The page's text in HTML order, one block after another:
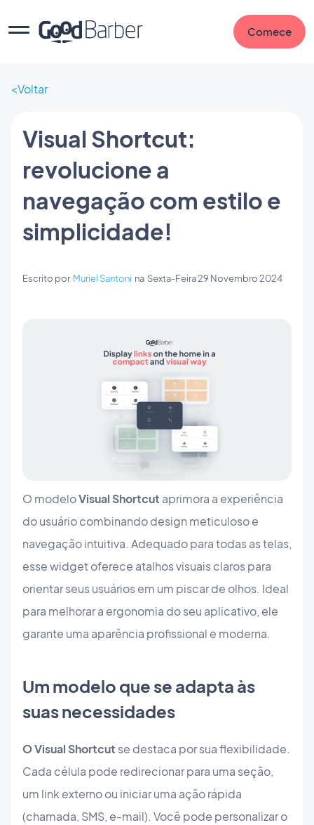
Comece
Voltar
Visual Shortcut:
revolucione a
navegação com estilo e
simplicidade!
Escrito por Muriel Santoni na Sexta-Feira 29 Novembro 2024
O modeloVisual Shortcut aprimora a experiência
do usuário combinando design meticuloso e
navegação intuitiva. Adequado para todas as telas,
esse widget oferece atalhos visuais claros para
orientar seus usuários em um piscar de olhos. Ideal
para melhorar a ergonomia do seu aplicativo, ele
garante uma aparência profissional e moderna.
Um modelo que se adapta às
suas necessidades
O Visual Shortcut se destaca por sua flexibilidade.
Cada célula pode redirecionar para uma seção,
um link externo ou iniciar uma ação rápida
(chamada, SMS, e-mail). Você pode personalizar o